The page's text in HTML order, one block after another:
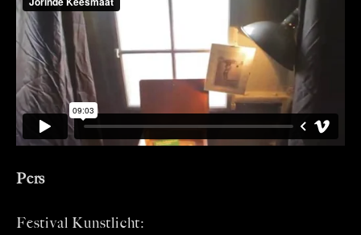
Pers
Festival Kunstlicht: